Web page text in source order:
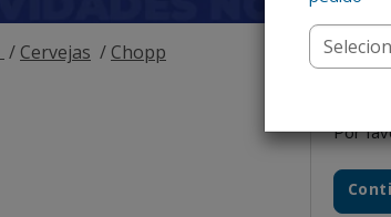
Cervejas Chopp
Por